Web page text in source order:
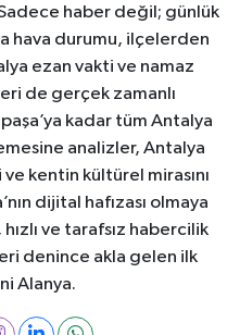
haber değil; günlük
hava durumu, ilçelerden
ezan vakti ve namaz
de gerçek zamanlı
kadar tüm Antalya
analizler, Antalya
kentin kültürel mirasını
dijital hafızası olmaya
ve tarafsız habercilik
denince akla gelen ilk
Alanya.